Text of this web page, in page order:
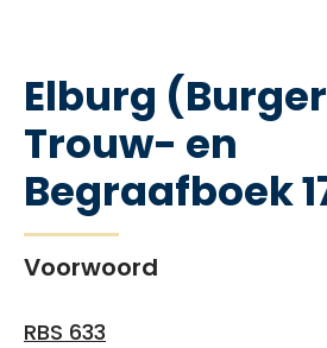
Elburg
Trouw- en
Begraafboek
Voorwoord
RBS 633